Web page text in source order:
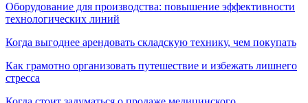
Оборудование для производства: повышение эффективности
технологических линий
Когда выгоднее арендовать складскую технику, чем покупать
Как грамотно организовать путешествие и избежать лишнего
стресса